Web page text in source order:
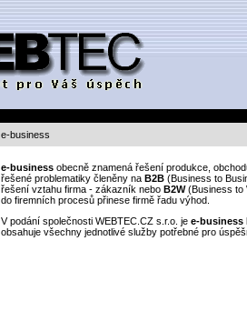
e-business
e-business obecně znamená řešení produkce,
řešené problematiky členěny na B2B (Business to
řešení vztahu firma - zákazník nebo B2W(Business to
do firemních procesů přinese firmě řadu výhod.
V podání společnosti WEBTEC.CZ s.r.o. je e-business
obsahuje všechny jednotlivé služby potřebné pro